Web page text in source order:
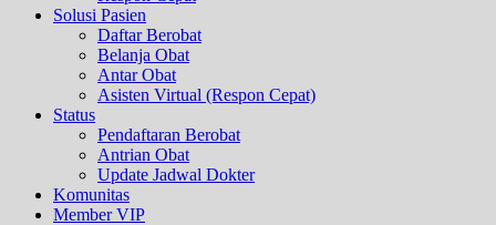
Solusi Pasien
Daftar Berobat
Belanja Obat
Antar Obat
Asisten Virtual (Respon Cepat)
Status
Pendaftaran Berobat
Antrian Obat
Update Jadwal Dokter
Komunitas
Member VIP